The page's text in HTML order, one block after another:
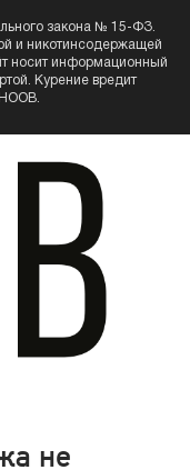
закона № 15-ФЗ.
и никотинсодержащей
носит информационный
Курение вредит
не